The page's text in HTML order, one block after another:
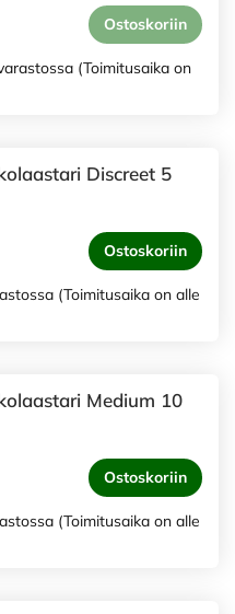
Ostoskoriin
(Toimitusaika on
Discreet 5
Ostoskoriin
(Toimitusaika on alle
Medium 10
Ostoskoriin
(Toimitusaika on alle